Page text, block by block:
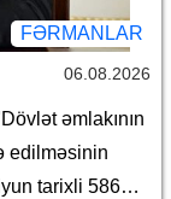
FƏRMANLAR
06.08.2026
əmlakının
edilməsinin
tarixli 586